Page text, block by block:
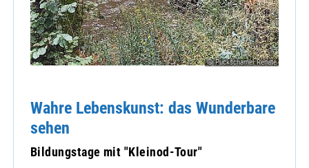
© Puckschamel Renate
Wahre Lebenskunst: das Wunderbare
sehen
Bildungstage mit "Kleinod-Tour"